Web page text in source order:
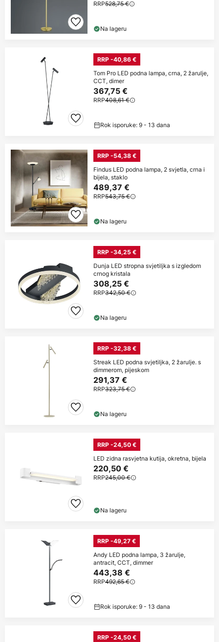
RRP528,75 €
Na lageru
RRP -40,86 €
Tom Pro LED podna lampa, crna, 2 žarulje,
CCT, dimer
367,75 €
RRP408,61 €
Rok isporuke: 9 - 13 dana
RRP -54,38 €
Findus LED podna lampa, 2 svjetla, crna i
bijela, staklo
489,37 €
RRP543,75 €
Na lageru
RRP -34,25 €
Dunja LED stropna svjetiljka s izgledom
crnog kristala
308,25 €
RRP342,50 €
Na lageru
RRP -32,38 €
Streak LED podna svjetiljka, 2 žarulje. s
dimmerom, pijeskom
291,37 €
RRP323,75 €
Na lageru
RRP -24,50 €
LED zidna rasvjetna kutija, okretna, bijela
220,50 €
RRP245,00 €
Na lageru
RRP -49,27 €
Andy LED podna lampa, 3 žarulje,
antracit, CCT, dimmer
443,38 €
RRP492,65 €
Rok isporuke: 9 - 13 dana
RRP -24,50 €